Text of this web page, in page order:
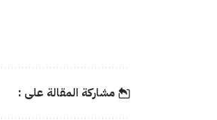
مشاركة المقالة على :